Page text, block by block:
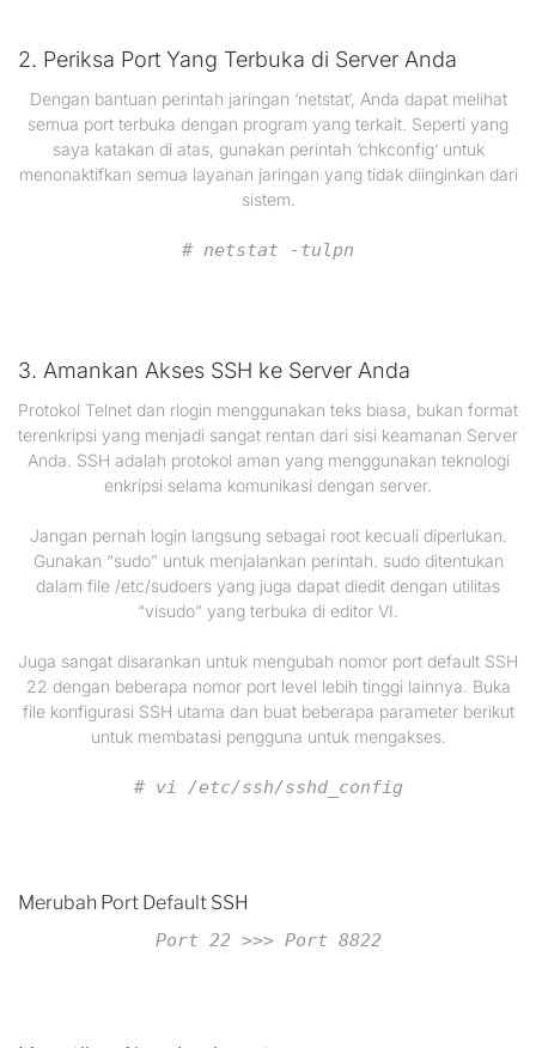
2. Periksa Port Yang Terbuka di Server Anda
Dengan bantuan perintah jaringan ‘netstat‘, Anda dapat melihat
semua port terbuka dengan program yang terkait. Seperti yang
saya katakan di atas, gunakan perintah ‘chkconfig‘ untuk
menonaktifkan semua layanan jaringan yang tidak diinginkan dari
sistem.
# netstat -tulpn
3. Amankan Akses SSH ke Server Anda
Protokol Telnet dan rlogin menggunakan teks biasa, bukan format
terenkripsi yang menjadi sangat rentan dari sisi keamanan Server
Anda. SSH adalah protokol aman yang menggunakan teknologi
enkripsi selama komunikasi dengan server.
Jangan pernah login langsung sebagai root kecuali diperlukan.
Gunakan “sudo” untuk menjalankan perintah. sudo ditentukan
dalam file /etc/sudoers yang juga dapat diedit dengan utilitas
“visudo” yang terbuka di editor VI.
Juga sangat disarankan untuk mengubah nomor port default SSH
22 dengan beberapa nomor port level lebih tinggi lainnya. Buka
file konfigurasi SSH utama dan buat beberapa parameter berikut
untuk membatasi pengguna untuk mengakses.
# vi /etc/ssh/sshd_config
Merubah Port Default SSH
Port 22 >>> Port 8822